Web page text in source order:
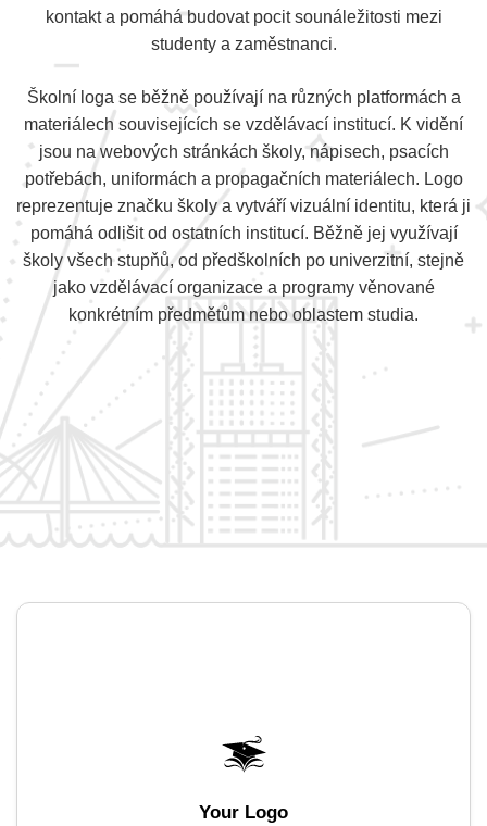
kontakt a pomáhá budovat pocit sounáležitosti mezi
studenty a zaměstnanci.
Školní loga se běžně používají na různých platformách a
materiálech souvisejících se vzdělávací institucí. K vidění
jsou na webových stránkách školy, nápisech, psacích
potřebách, uniformách a propagačních materiálech. Logo
reprezentuje značku školy a vytváří vizuální identitu, která ji
pomáhá odlišit od ostatních institucí. Běžně jej využívají
školy všech stupňů, od předškolních po univerzitní, stejně
jako vzdělávací organizace a programy věnované
konkrétním předmětům nebo oblastem studia.
Your Logo